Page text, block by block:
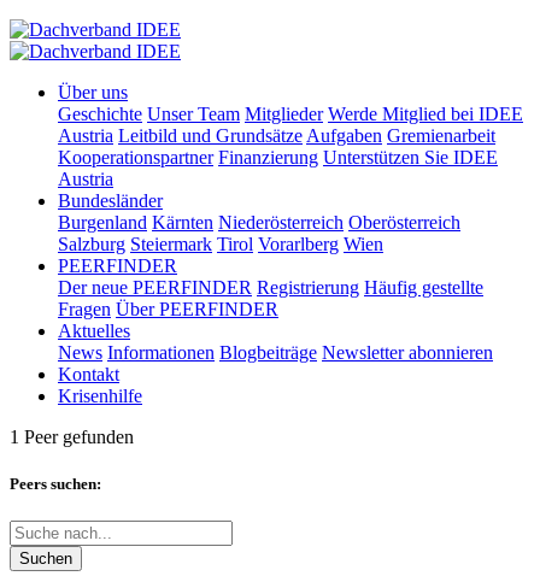
Über uns
Geschichte Unser Team Mitglieder Werde Mitglied bei IDEE
Austria Leitbild und Grundsätze Aufgaben Gremienarbeit
Kooperationspartner Finanzierung Unterstützen Sie IDEE
Austria
Bundesländer
Burgenland Kärnten Niederösterreich Oberösterreich
Salzburg Steiermark Tirol Vorarlberg Wien
PEERFINDER
Der neue PEERFINDER Registrierung Häufig gestellte
Fragen Über PEERFINDER
Aktuelles
News Informationen Blogbeiträge Newsletter abonnieren
Kontakt
Krisenhilfe
1 Peer gefunden
Peers suchen:
Suchen